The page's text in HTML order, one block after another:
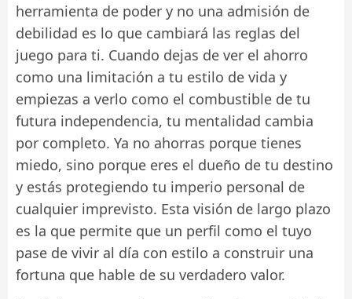
herramienta de poder y no una admisión de
debilidad es lo que cambiará las reglas del
juego para ti. Cuando dejas de ver el ahorro
como una limitación a tu estilo de vida y
empiezas a verlo como el combustible de tu
futura independencia, tu mentalidad cambia
por completo. Ya no ahorras porque tienes
miedo, sino porque eres el dueño de tu destino
y estás protegiendo tu imperio personal de
cualquier imprevisto. Esta visión de largo plazo
es la que permite que un perfil como el tuyo
pase de vivir al día con estilo a construir una
fortuna que hable de su verdadero valor.